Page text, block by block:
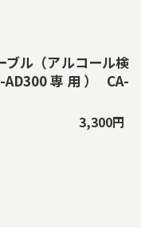
ブル（アルコール検
AD300専用） CA-
3,300円